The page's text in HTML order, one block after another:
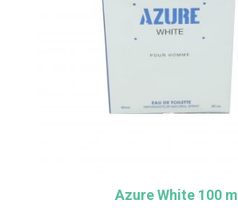
Azure White 100 ml